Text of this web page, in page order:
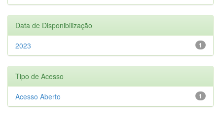
Data de Disponibilização
1
2023
Tipo de Acesso
1
Acesso Aberto